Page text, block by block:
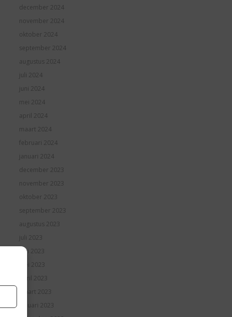
december 2024
november 2024
oktober 2024
september 2024
augustus 2024
juli 2024
juni 2024
mei 2024
april 2024
maart 2024
februari 2024
januari 2024
december 2023
november 2023
oktober 2023
september 2023
augustus 2023
juli 2023
juni 2023
mei 2023
april 2023
maart 2023
januari 2023